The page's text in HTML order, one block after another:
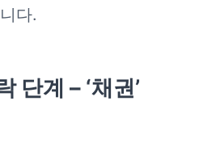
다.
단계 – ‘채권’